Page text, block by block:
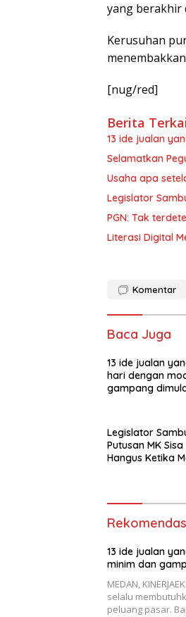
yang berakhir
Kerusuhan
[nug/red]
Berita
13 ide jualan
Selamatkan
Usaha apa
Legislator
PGN: Tak
Literasi Digital
Komentar
Baca Juga
13 ide jualan
hari dengan
gampang
Legislator
Putusan MK
Hangus Ketika
13 ide jualan
minim dan
MEDAN,
selalu
peluang pasar.